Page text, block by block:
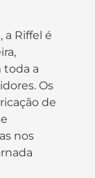
a Riffel é
toda a
Os
de
nos